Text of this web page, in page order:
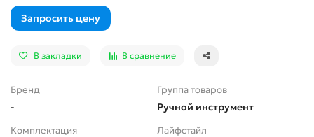
Запросить цену
В закладки В сравнение
Бренд
-
Группа товаров
Ручной инструмент
Комплектация Лайфстайл